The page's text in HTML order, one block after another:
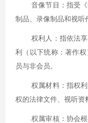
音像节目：指受
制品、录像制品和视听
权利人：指依法
利（以下统称：著作
员与非会员。
权属材料：指权
权的法律文件、视听资
权属审核：协会